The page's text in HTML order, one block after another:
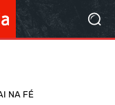
NA FÉ